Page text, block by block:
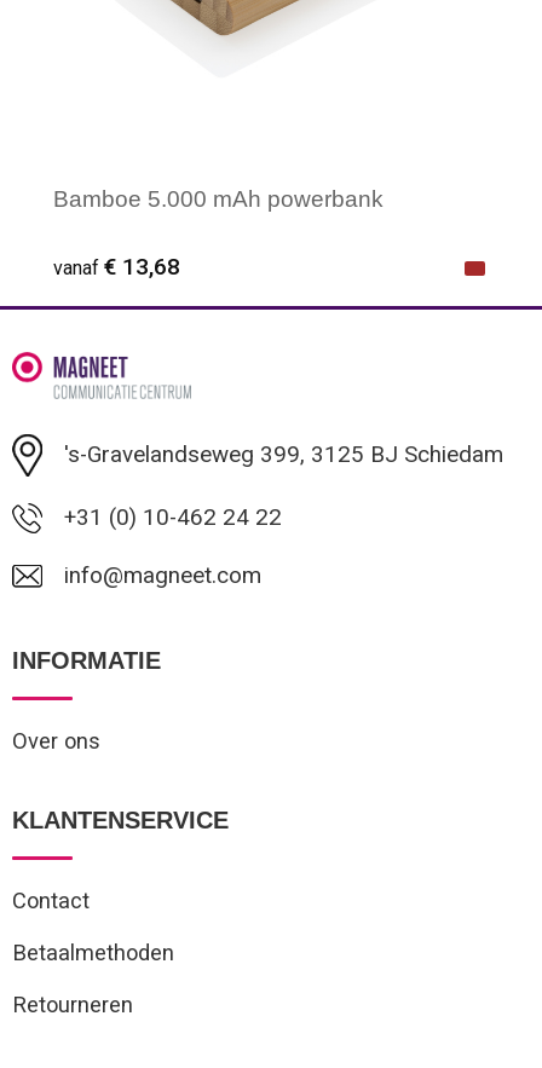
Bamboe 5.000 mAh powerbank
vanaf € 13,68
Minimale afname: 1
's-Gravelandseweg 399, 3125 BJ Schiedam
+31 (0) 10-462 24 22
info@magneet.com
INFORMATIE
Over ons
KLANTENSERVICE
Contact
Betaalmethoden
Retourneren